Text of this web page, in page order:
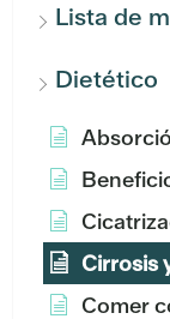
Lista de
Dietético
Cirrosis
Comer